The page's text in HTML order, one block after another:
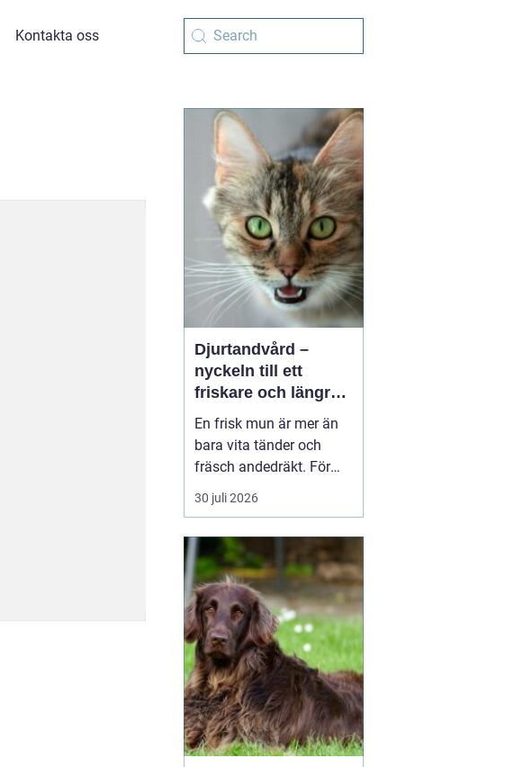
Kontakta oss
Djurtandvård –
nyckeln till ett
friskare och längre
liv för hund och katt
En frisk mun är mer än
bara vita tänder och
fräsch andedräkt. För
hundar och katter
påverkar munhälsan
från inflammerat
tandkött kan spridas till
blodet och belasta hjär...
30 juli 2026